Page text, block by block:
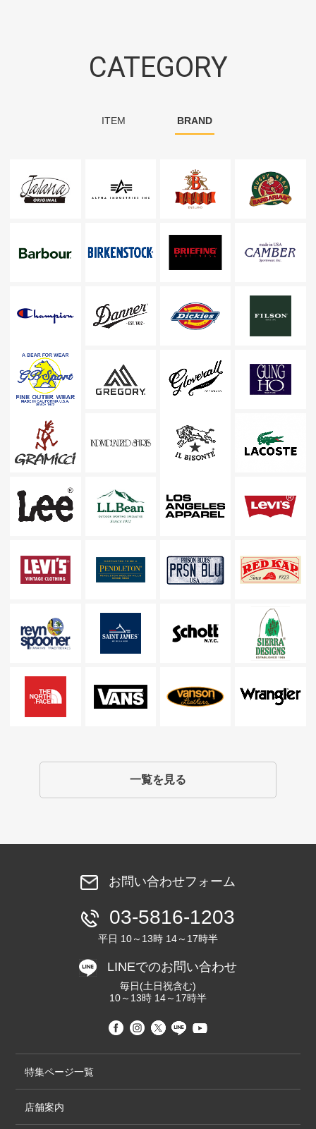
CATEGORY
ITEM BRAND
一覧を見る
お問い合わせフォーム
03-5816-1203
平日 10～13時 14～17時半
LINEでのお問い合わせ
毎日(土日祝含む)
10～13時 14～17時半
特集ページ一覧
店舗案内